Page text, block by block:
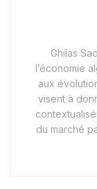
Ghilas
l’économie
aux
visent à
du marché